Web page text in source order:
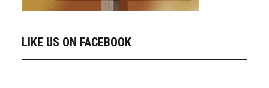
LIKE US ON FACEBOOK